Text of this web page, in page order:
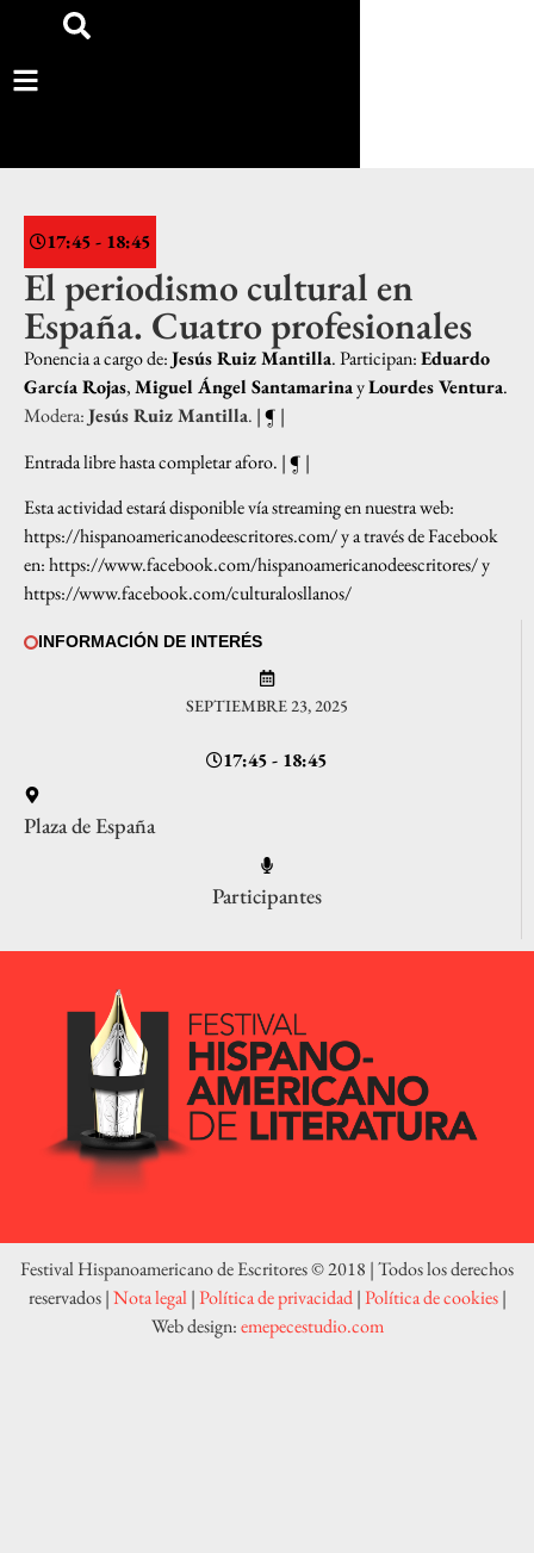
17:45 - 18:45
El periodismo cultural en
España. Cuatro profesionales
Ponencia a cargo de:Jesús Ruiz Mantilla. Participan:Eduardo
García Rojas,Miguel Ángel SantamarinayLourdes Ventura.
Modera:Jesús Ruiz Mantilla. | ¶ |
Entrada libre hasta completar aforo. | ¶ |
Esta actividad estará disponible vía streaming en nuestra web:
https://hispanoamericanodeescritores.com/y a través de Facebook
en:https://www.facebook.com/hispanoamericanodeescritores/y
https://www.facebook.com/culturalosllanos/
INFORMACIÓN DE INTERÉS
SEPTIEMBRE 23, 2025
17:45 - 18:45
Plaza de España
Participantes
Festival Hispanoamericano de Escritores © 2018 | Todos los derechos
reservados |Nota legal|Política de privacidad|Política de cookies|
Web design:emepecestudio.com